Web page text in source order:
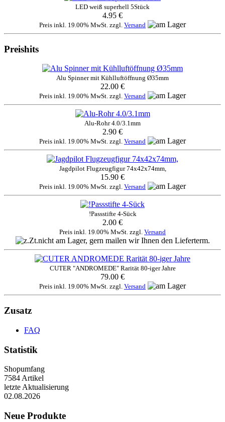
LED weiß superhell 5Stück
4.95 €
Preis inkl. 19.00% MwSt. zzgl. Versand
Preishits
Alu Spinner mit Kühlluftöffnung Ø35mm
22.00 €
Preis inkl. 19.00% MwSt. zzgl. Versand
Alu-Rohr 4.0/3.1mm
2.90 €
Preis inkl. 19.00% MwSt. zzgl. Versand
Jagdpilot Flugzeugfigur 74x42x74mm,
15.90 €
Preis inkl. 19.00% MwSt. zzgl. Versand
!Passstifte 4-Sück
2.00 €
Preis inkl. 19.00% MwSt. zzgl. Versand
CUTER "ANDROMEDE" Rarität 80-iger Jahre
79.00 €
Preis inkl. 19.00% MwSt. zzgl. Versand
Zusatz
FAQ
Statistik
Shopumfang
7584 Artikel
letzte Aktualisierung
02.08.2026
Neue Produkte